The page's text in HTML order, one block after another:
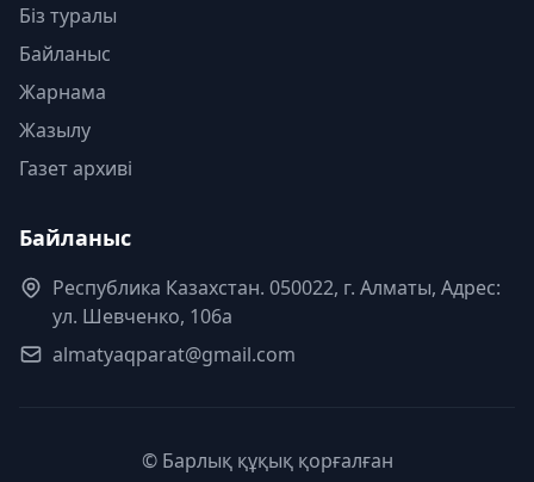
Біз туралы
Байланыс
Жарнама
Жазылу
Газет архиві
Байланыс
Республика Казахстан. 050022, г. Алматы, Адрес:
ул. Шевченко, 106а
almatyaqparat@gmail.com
© Барлық құқық қорғалған